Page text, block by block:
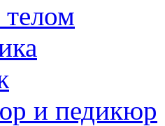
телом
и педикюр